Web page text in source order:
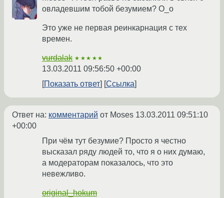
овладевшим тобой безумием? О_о
Это уже не первая реинкарнация с тех
времен.
vurdalak ★★★★★
13.03.2011 09:56:50 +00:00
Показать ответ
Ссылка
Ответ на: комментарий от Moses 13.03.2011 09:51:10
+00:00
При чём тут безумие? Просто я честно
высказал ряду людей то, что я о них думаю,
а модераторам показалось, что это
невежливо.
original_hokum